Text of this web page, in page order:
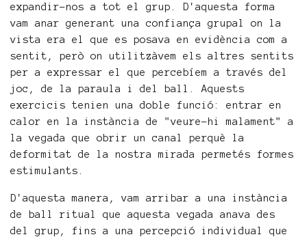
expandir-nos a tot el grup. D'aquesta forma
vam anar generant una confiança grupal on la
vista era el que es posava en evidència com a
sentit, però on utilitzàvem els altres sentits
per a expressar el que percebíem a través del
joc, de la paraula i del ball. Aquests
exercicis tenien una doble funció: entrar en
calor en la instància de "veure-hi malament" a
la vegada que obrir un canal perquè la
deformitat de la nostra mirada permetés formes
estimulants.
D'aquesta manera, vam arribar a una instància
de ball ritual que aquesta vegada anava des
del grup, fins a una percepció individual que